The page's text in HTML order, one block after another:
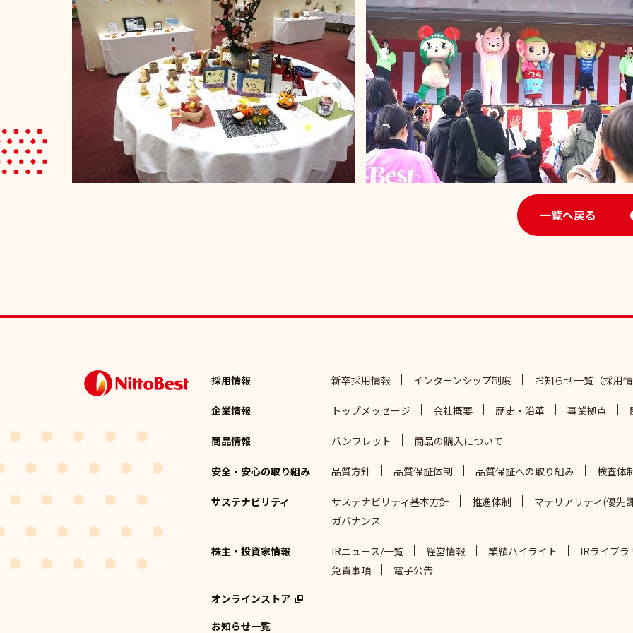
一覧へ戻る
採用情報 新卒採用情報 インターンシップ制度 お知らせ一覧（採用
企業情報 トップメッセージ 会社概要 歴史・沿革 事業拠点
商品情報 パンフレット 商品の購入について
安全・安心の取り組み 品質方針 品質保証体制 品質保証への取り組み 検査体
サステナビリティ サステナビリティ基本方針 推進体制
マテリアリティ(優先
ガバナンス
株主・投資家情報 IRニュース/一覧 経営情報 業績ハイライト
IRライブラ
免責事項
電子公告
オンラインストア
お知らせ一覧